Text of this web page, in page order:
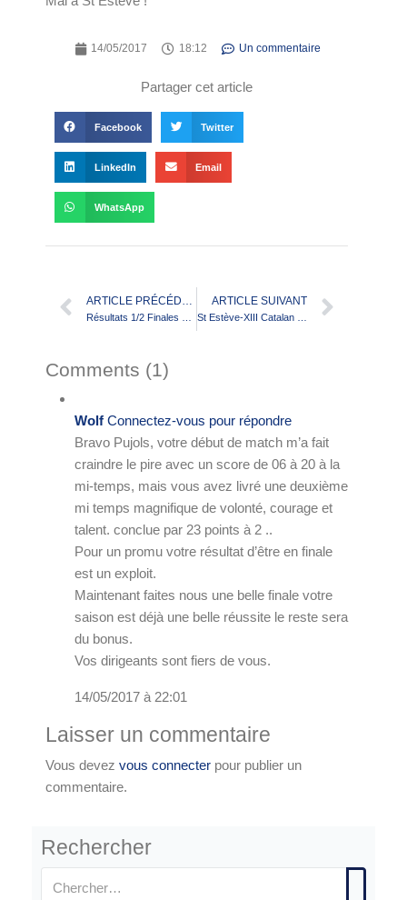
14/05/2017 18:12 Un commentaire
Partager cet article
Facebook Twitter
LinkedIn Email
WhatsApp
ARTICLE PRÉCÉDENT ARTICLE SUIVANT
Comments (1)
Wolf Connectez-vous pour répondre
Bravo Pujols, votre début de match m’a fait
craindre le pire avec un score de 06 à 20 à la
mi-temps, mais vous avez livré une deuxième
mi temps magnifique de volonté, courage et
talent. conclue par 23 points à 2 ..
Pour un promu votre résultat d’être en finale
est un exploit.
Maintenant faites nous une belle finale votre
saison est déjà une belle réussite le reste sera
du bonus.
Vos dirigeants sont fiers de vous.
14/05/2017 à 22:01
Laisser un commentaire
Vous devez vous connecter pour publier un
commentaire.
Rechercher